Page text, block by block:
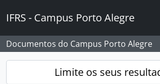
IFRS - Campus Porto Alegre
Documentos do Campus Porto Alegre
Limite os seus